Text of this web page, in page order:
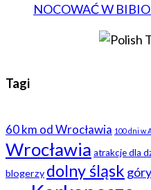
NOCOWAĆ W
Tagi
60 km od Wrocławia 100 dni w
Wrocławia atrakcje dla
blogerzy dolny śląsk góry